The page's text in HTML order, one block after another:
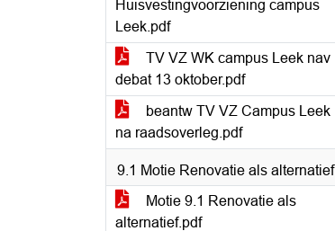
Huisvestingvoorziening campus
Leek.pdf
TV VZ WK campus Leek nav
debat 13 oktober.pdf
beantw TV VZ Campus Leek
na raadsoverleg.pdf
9.1 Motie Renovatie als alternatief
Motie 9.1 Renovatie als
alternatief.pdf